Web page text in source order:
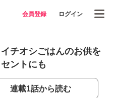
会員登録 ログイン
チオシごはんのお供を
ントにも
連載1話から読む